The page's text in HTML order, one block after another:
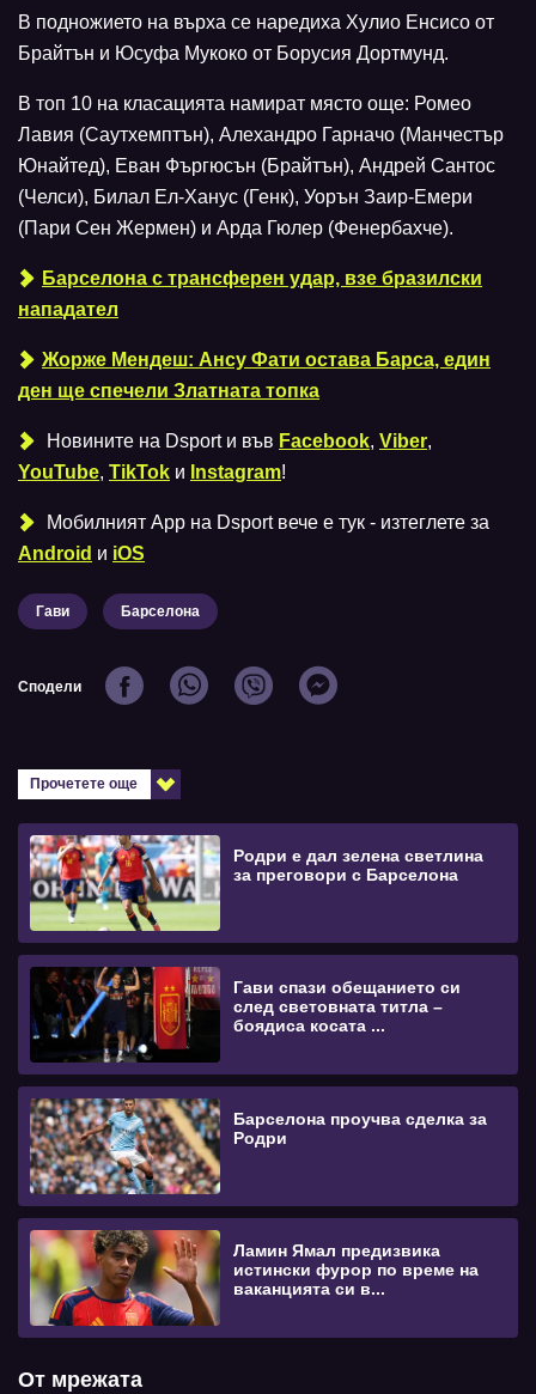
В подножието на върха се наредиха Хулио Енсисо от
Брайтън и Юсуфа Мукоко от Борусия Дортмунд.
В топ 10 на класацията намират място още: Ромео
Лавия (Саутхемптън), Алехандро Гарначо (Манчестър
Юнайтед), Еван Фъргюсън (Брайтън), Андрей Сантос
(Челси), Билал Ел-Ханус (Генк), Уорън Заир-Емери
(Пари Сен Жермен) и Арда Гюлер (Фенербахче).
Барселона с трансферен удар, взе бразилски
нападател
Жорже Мендеш: Ансу Фати остава Барса, един
ден ще спечели Златната топка
Новините на Dsport и във Facebook, Viber,
YouTube, TikTok и Instagram!
Мобилният Аpp на Dsport вече е тук - изтеглете за
Android и iOS
Гави Барселона
Сподели
Прочетете още
Родри е дал зелена светлина
за преговори с Барселона
Гави спази обещанието си
след световната титла –
боядиса косата ...
Барселона проучва сделка за
Родри
Ламин Ямал предизвика
истински фурор по време на
ваканцията си в...
От мрежата